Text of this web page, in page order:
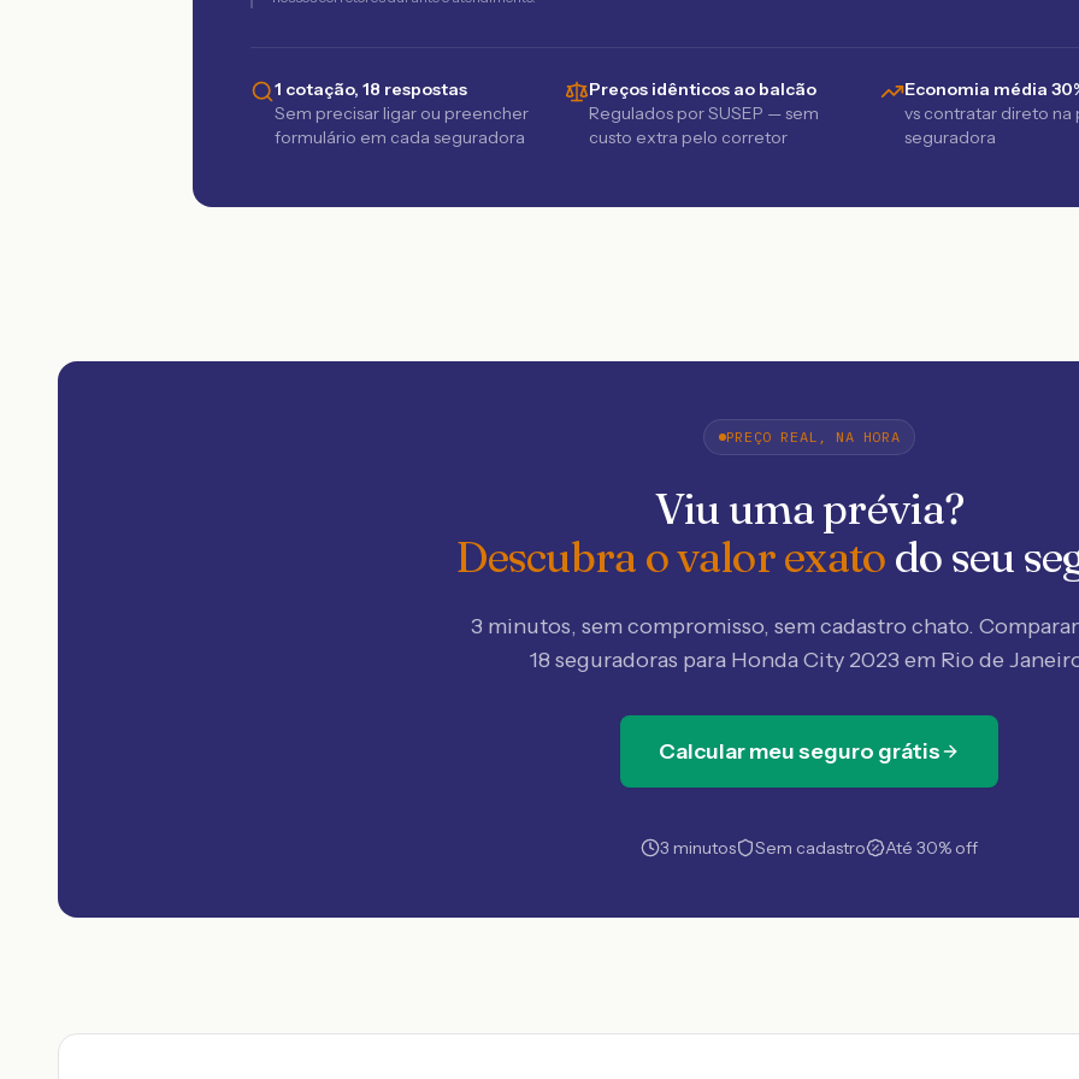
1 cotação, 18 respostas
Sem precisar ligar ou preencher
formulário em cada seguradora
Preços idênticos ao balcão
Regulados por SUSEP — sem
custo extra pelo corretor
Economia média
vs contratar direto na
seguradora
PREÇO REAL, NA HORA
Viu uma prévia?
Descubra o valor exato do seu
3 minutos, sem compromisso, sem cadastro chato.
18 seguradoras para Honda City 2023 em Rio de
Calcular meu seguro grátis
3 minutos Sem cadastro Até 30% off